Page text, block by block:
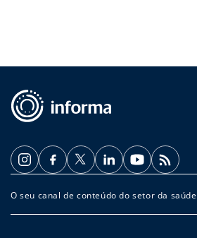
O seu canal de conteúdo do setor da saúde